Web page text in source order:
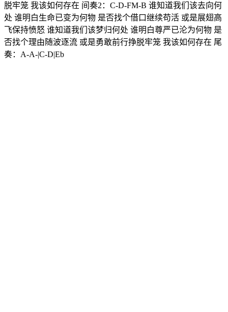
脱牢笼 我该如何存在 间奏2：C-D-FM-B 谁知道我们该去向何
处 谁明白生命已变为何物 是否找个借口继续苟活 或是展翅高
飞保持愤怒 谁知道我们该梦归何处 谁明白尊严已沦为何物 是
否找个理由随波逐流 或是勇敢前行挣脱牢笼 我该如何存在 尾
奏：A-A-|C-D|Eb